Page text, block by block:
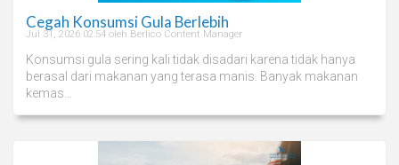
Cegah Konsumsi Gula Berlebih
Jul 31, 2026 02:54 oleh Berlico Content Manager
Konsumsi gula sering kali tidak disadari karena tidak hanya
berasal dari makanan yang terasa manis. Banyak makanan
kemas...